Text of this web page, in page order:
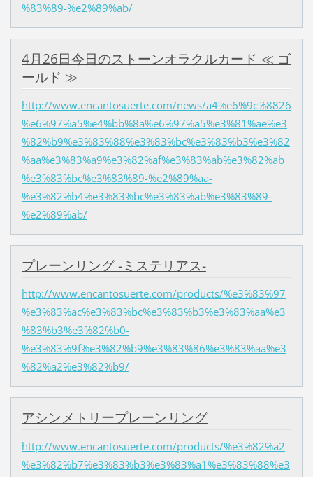
%83%89-%e2%89%ab/
4月26日今日のストーンオラクルカード ≪ ゴ
ールド ≫
http://www.encantosuerte.com/news/a4%e6%9c%8826
%e6%97%a5%e4%bb%8a%e6%97%a5%e3%81%ae%e3
%82%b9%e3%83%88%e3%83%bc%e3%83%b3%e3%82
%aa%e3%83%a9%e3%82%af%e3%83%ab%e3%82%ab
%e3%83%bc%e3%83%89-%e2%89%aa-
%e3%82%b4%e3%83%bc%e3%83%ab%e3%83%89-
%e2%89%ab/
プレーンリング -ミステリアス-
http://www.encantosuerte.com/products/%e3%83%97
%e3%83%ac%e3%83%bc%e3%83%b3%e3%83%aa%e3
%83%b3%e3%82%b0-
%e3%83%9f%e3%82%b9%e3%83%86%e3%83%aa%e3
%82%a2%e3%82%b9/
アシンメトリープレーンリング
http://www.encantosuerte.com/products/%e3%82%a2
%e3%82%b7%e3%83%b3%e3%83%a1%e3%83%88%e3